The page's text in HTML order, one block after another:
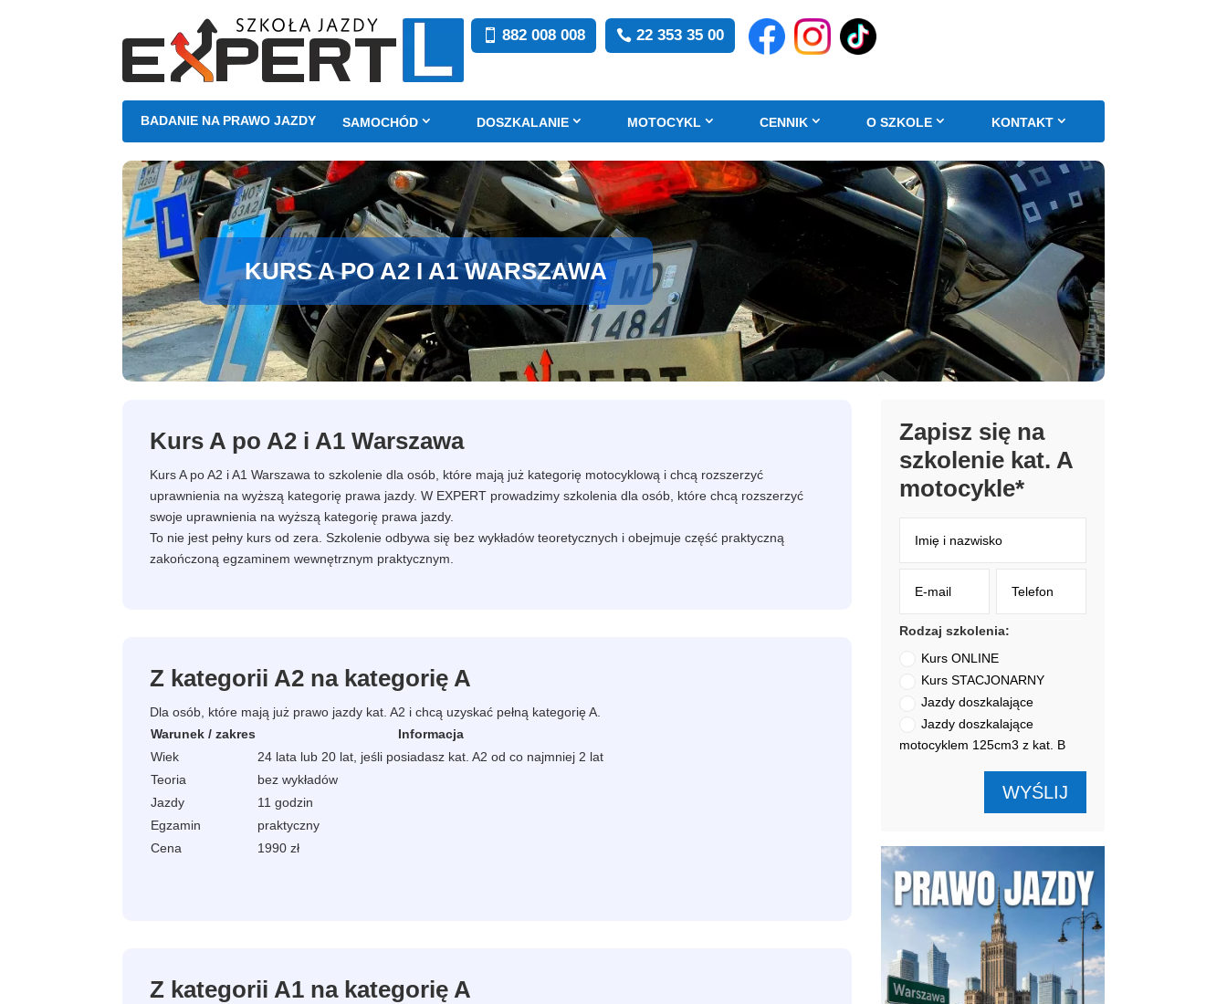
882 008 008 22 353 35 00
BADANIE NA PRAWO JAZDY SAMOCHÓD DOSZKALANIE MOTOCYKL CENNIK O SZKOLE KONTAKT
KURS A PO A2 I A1 WARSZAWA
Kurs A po A2 i A1 Warszawa
Kurs A po A2 i A1 Warszawa to szkolenie dla osób, które mają już kategorię motocyklową i chcą rozszerzyć
uprawnienia na wyższą kategorię prawa jazdy. W EXPERT prowadzimy szkolenia dla osób, które chcą rozszerzyć
swoje uprawnienia na wyższą kategorię prawa jazdy.
To nie jest pełny kurs od zera. Szkolenie odbywa się bez wykładów teoretycznych i obejmuje część praktyczną
zakończoną egzaminem wewnętrznym praktycznym.
Z kategorii A2 na kategorię A
Dla osób, które mają już prawo jazdy kat. A2 i chcą uzyskać pełną kategorię A.
Warunek / zakres
Informacja
Wiek
24 lata lub 20 lat, jeśli posiadasz kat. A2 od co najmniej 2 lat
Teoria
bez wykładów
Jazdy
11 godzin
Egzamin
praktyczny
Cena
1990 zł
Z kategorii A1 na kategorię A
Zapisz się na
szkolenie kat. A
motocykle*
Rodzaj szkolenia:
Kurs ONLINE
Kurs STACJONARNY
Jazdy doszkalające
Jazdy doszkalające
motocyklem 125cm3 z kat. B
WYŚLIJ